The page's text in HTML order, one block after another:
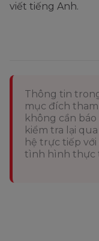
viết tiếng Anh.
Thông tin
mục đích
không cần
kiểm tra lại
hệ trực tiếp
tình hình thực